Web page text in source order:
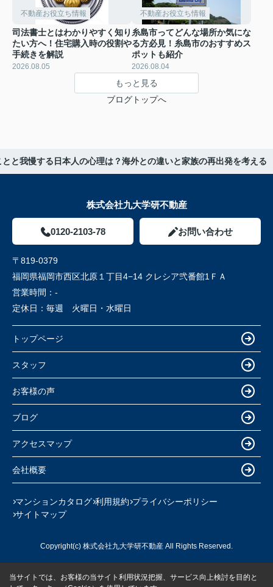
不動産お役立ち情報
司法書士とはわかりやすく知り
たい方へ！住宅購入時の役割や
手続きを解説
2026.08.05
不動産お役立ち情報
糸島市ってどんな場所か気にな
る方必見！糸島市のおすすめス
ポットも紹介
2026.08.04
もっと見る
ブログトップへ
と我慢する日本人の心理は？海外との違いと家族の再出発を考える
株式会社九大学研不動産
0120-2103-78 お問い合わせ
〒819-0379
福岡県福岡市西区北原１丁目4−14 クレシア弐番館1ＦＡ
営業時間： -
定休日： 毎週 火曜日・水曜日
トップページ
スタッフ
お客様の声
ブログ
アクセスマップ
会社概要
マンションカタログ 利用規約 プライバシーポリシー
サイトマップ
Copyright(c) 株式会社九大学研不動産 All Rights Reserved.
当サイトでは、お客様の当サイト利用状況把握、サービス向上検討を目的と